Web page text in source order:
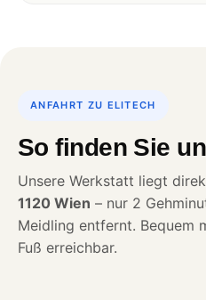
ANFAHRT ZU ELITECH
So finden Sie
Unsere Werkstatt liegt
1120 Wien – nur 2
Meidling entfernt. Bequem
Fuß erreichbar.